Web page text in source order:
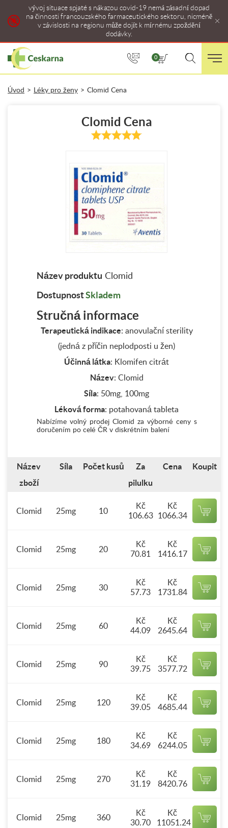
vývoj situace spjaté s nákazou covid-19 nemá zásadní dopad
na činnosti francouzského farmaceutického sektoru, nicméně
v závislosti na regionu může dojít k mírnému zpoždění
dodávky.
0
Úvod > Léky pro ženy > Clomid Cena
Clomid Cena
Název produktu Clomid
DostupnostSkladem
Stručná informace
Terapeutická indikace: anovulační sterility
(jedná z příčin neplodposti u žen)
Účinná látka: Klomifen citrát
Název: Clomid
Síla: 50mg, 100mg
Léková forma: potahovaná tableta
Nabízíme volný prodej Clomid za výborné ceny s
doručením po celé ČR v diskrétním balení
Název
zboží
Síla Počet kusů
Za
pilulku
Cena Koupit
Clomid 25mg 10
Kč
106.63
Kč
1066.34
Clomid 25mg 20
Kč
70.81
Kč
1416.17
Clomid 25mg 30
Kč
57.73
Kč
1731.84
Clomid 25mg 60
Kč
44.09
Kč
2645.64
Clomid 25mg 90
Kč
39.75
Kč
3577.72
Clomid 25mg 120
Kč
39.05
Kč
4685.44
Clomid 25mg 180
Kč
34.69
Kč
6244.05
Clomid 25mg 270
Kč
31.19
Kč
8420.76
Clomid 25mg 360
Kč
30.70
Kč
11051.24